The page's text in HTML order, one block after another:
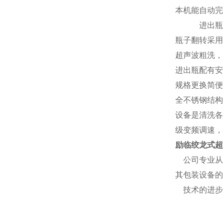
本机能自动
进出瓶连
瓶子翻转采
超声波粗洗
进出瓶配有
规格更换简
全不锈钢结
设备是清洗
级变频调速
励临绞龙式
公司专业从
其包装设备
技术的进步